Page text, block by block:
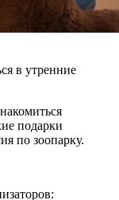
в утренние
подарки
по зоопарку.